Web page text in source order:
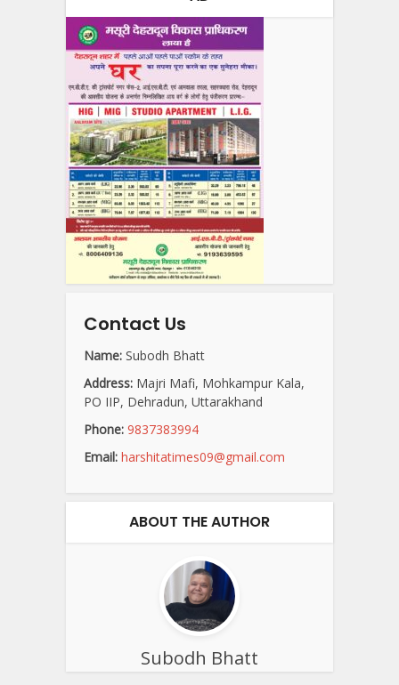
Contact Us
Name: Subodh Bhatt
Address: Majri Mafi, Mohkampur Kala,
PO IIP, Dehradun, Uttarakhand
Phone: 9837383994
Email: harshitatimes09@gmail.com
ABOUT THE AUTHOR
Subodh Bhatt